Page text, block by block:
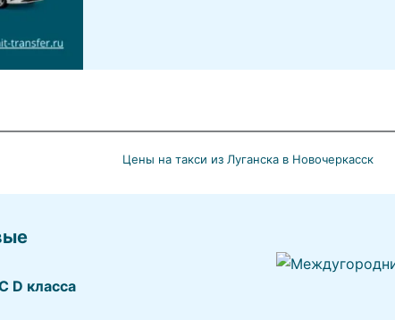
Цены на такси из Луганска в Новочеркасск
D класса